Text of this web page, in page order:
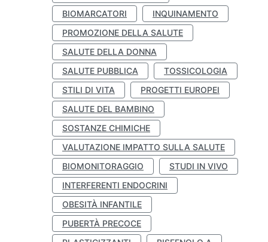
BIOMARCATORI
INQUINAMENTO
PROMOZIONE DELLA SALUTE
SALUTE DELLA DONNA
SALUTE PUBBLICA
TOSSICOLOGIA
STILI DI VITA
PROGETTI EUROPEI
SALUTE DEL BAMBINO
SOSTANZE CHIMICHE
VALUTAZIONE IMPATTO SULLA SALUTE
BIOMONITORAGGIO
STUDI IN VIVO
INTERFERENTI ENDOCRINI
OBESITÀ INFANTILE
PUBERTÀ PRECOCE